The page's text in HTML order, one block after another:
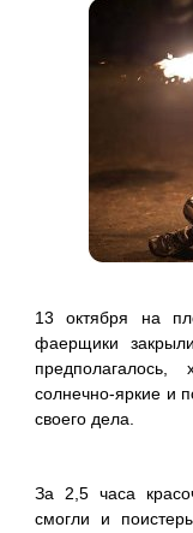
13 октября на
фаерщики
солнечно-яркие и
своего дела.
За 2,5 часа
смогли и